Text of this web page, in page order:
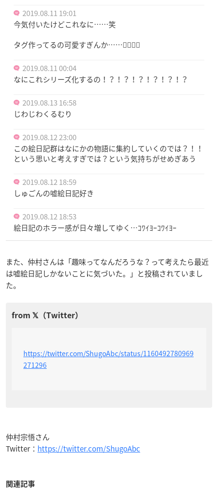
2019.08.11 19:01
今気付いたけどこれなに……笑
タグ作ってるの可愛すぎんか……🤦‍♀️🤦‍♀️
2019.08.11 00:04
なにこれシリーズ化するの！？！？！？！？！？！？
2019.08.13 16:58
じわじわくるむり
2019.08.12 23:00
この絵日記群はなにかの物語に集約していくのでは？！！
という思いと考えすぎでは？という気持ちがせめぎあう
2019.08.12 18:59
しゅごんの嘘絵日記好き
2019.08.12 18:53
絵日記のホラー感が日々増してゆく…ｺﾜｲﾖｰｺﾜｲﾖｰ
また、仲村さんは「趣味ってなんだろうな？って考えたら最近
は嘘絵日記しかないことに気づいた。」と投稿されていまし
た。
https://twitter.com/ShugoAbc/status/1160492780969
271296
仲村宗悟さん
Twitter： https://twitter.com/ShugoAbc
関連記事